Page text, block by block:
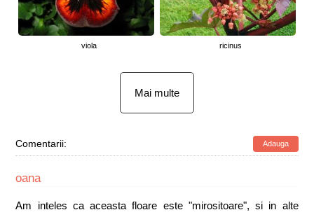
viola ricinus
Mai multe
Comentarii: Adauga
oana
Am inteles ca aceasta floare este "mirositoare", si in alte